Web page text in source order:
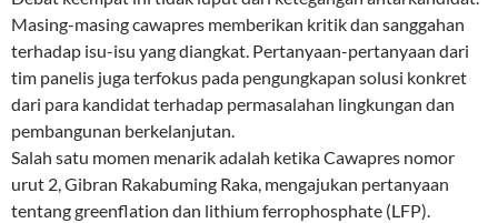
Masing-masing cawapres memberikan kritik dan sanggahan
terhadap isu-isu yang diangkat. Pertanyaan-pertanyaan dari
tim panelis juga terfokus pada pengungkapan solusi konkret
dari para kandidat terhadap permasalahan lingkungan dan
pembangunan berkelanjutan.
Salah satu momen menarik adalah ketika Cawapres nomor
urut 2, Gibran Rakabuming Raka, mengajukan pertanyaan
tentang greenflation dan lithium ferrophosphate (LFP).